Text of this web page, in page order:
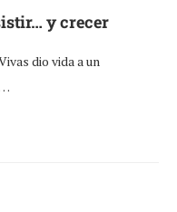
y crecer
dio vida a un